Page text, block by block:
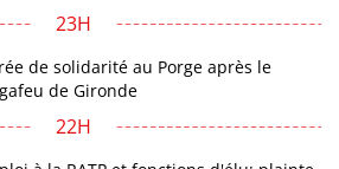
23H
de solidarité au Porge après le
de Gironde
22H